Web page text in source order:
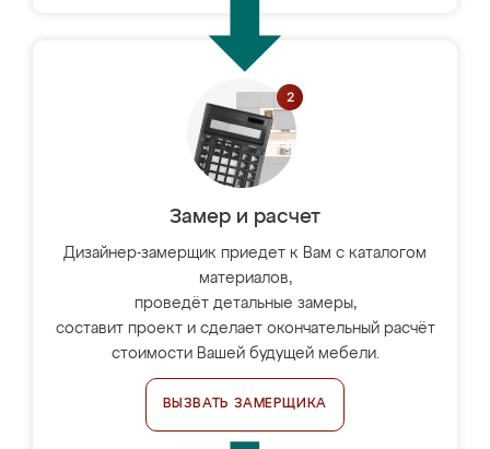
Замер и расчет
Дизайнер-замерщик приедет к Вам с каталогом
материалов,
проведёт детальные замеры,
составит проект и сделает окончательный расчёт
стоимости Вашей будущей мебели.
ВЫЗВАТЬ ЗАМЕРЩИКА